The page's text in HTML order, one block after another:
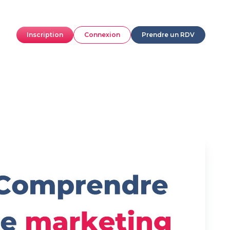
Inscription Connexion Prendre un RDV